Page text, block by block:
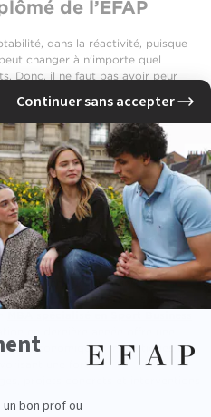
de l’EFAP
dans la réactivité, puisque
changer à n'importe quel
Donc, il ne faut pas avoir peur
programme fidélité de
sportif
passe généralement par une
marketing ou management du
4 années généralistes,
en communication, stratégie,
en dernière année offre une
économiques, médiatiques et
une forte
projets concrets et interventions